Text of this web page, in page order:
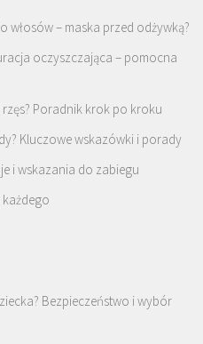
włosów – maska przed odżywką?
oczyszczająca – pomocna
Poradnik krok po kroku
Kluczowe wskazówki i porady
i wskazania do zabiegu
Bezpieczeństwo i wybór